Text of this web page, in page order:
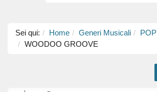
Sei qui: Home Generi Musicali
POP
WOODOO GROOVE